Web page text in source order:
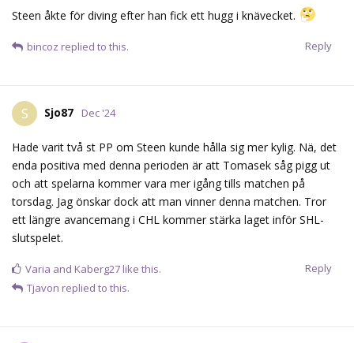
Steen åkte för diving efter han fick ett hugg i knävecket.
Reply
bincoz replied to this.
S Sjo87 Dec '24
Hade varit två st PP om Steen kunde hålla sig mer kylig. Nä, det
enda positiva med denna perioden är att Tomasek såg pigg ut
och att spelarna kommer vara mer igång tills matchen på
torsdag. Jag önskar dock att man vinner denna matchen. Tror
ett längre avancemang i CHL kommer stärka laget inför SHL-
slutspelet.
Reply
Varia and Kaberg27 like this.
Tjavon replied to this.